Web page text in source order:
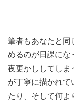
筆者もあなたと同
めるのが日課にな
夜更かししてしま
が丁寧に描かれて
たり、そして何よ